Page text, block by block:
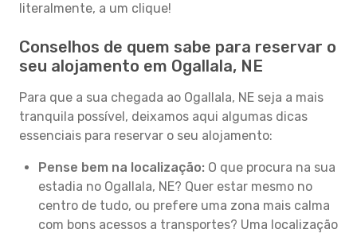
literalmente, a um clique!
Conselhos de quem sabe para reservar o
seu alojamento em Ogallala, NE
Para que a sua chegada ao Ogallala, NE seja a mais
tranquila possível, deixamos aqui algumas dicas
essenciais para reservar o seu alojamento:
Pense bem na localização: O que procura na sua
estadia no Ogallala, NE? Quer estar mesmo no
centro de tudo, ou prefere uma zona mais calma
com bons acessos a transportes? Uma localização